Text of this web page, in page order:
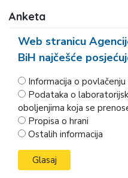
Anketa
Web stranicu
BiH najčešće
Informacija o
Podataka o
oboljenjima koja se
Propisa o hrani
Ostalih informacija